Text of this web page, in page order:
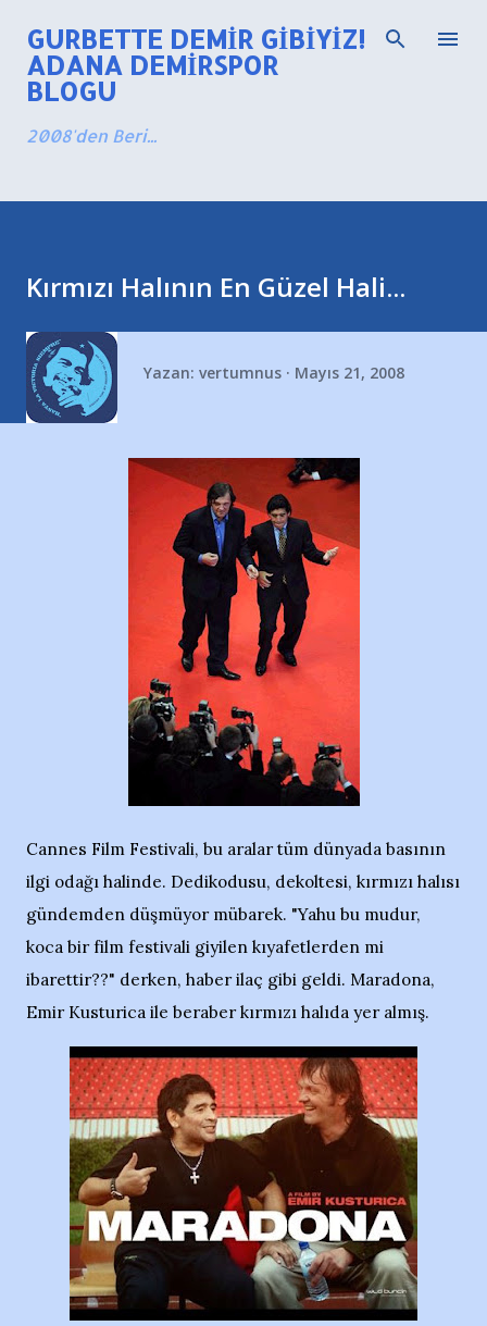
Ana içeriğe atla
GURBETTE DEMIR GIBIYIZ!
ADANA DEMIRSPOR
BLOGU
2008'den Beri...
Kırmızı Halının En Güzel Hali...
Yazan: vertumnus Mayıs 21, 2008
Cannes Film Festivali, bu aralar tüm dünyada basının
ilgi odağı halinde. Dedikodusu, dekoltesi, kırmızı halısı
gündemden düşmüyor mübarek. "Yahu bu mudur,
koca bir film festivali giyilen kıyafetlerden mi
ibarettir??" derken, haber ilaç gibi geldi. Maradona,
Emir Kusturica ile beraber kırmızı halıda yer almış.